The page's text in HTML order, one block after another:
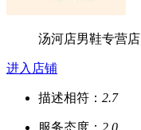
汤河店男鞋专营店
进入店铺
描述相符： 2.7
服务态度： 2.0